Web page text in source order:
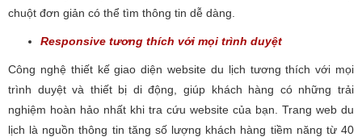
chuột đơn giản có thể tìm thông tin dễ dàng.
Responsive tương thích với mọi trình duyệt
Công nghệ thiết kế giao diện website du lịch tương thích với mọi
trình duyệt và thiết bị di động, giúp khách hàng có những trải
nghiệm hoàn hảo nhất khi tra cứu website của bạn. Trang web du
lịch là nguồn thông tin tăng số lượng khách hàng tiềm năng từ 40